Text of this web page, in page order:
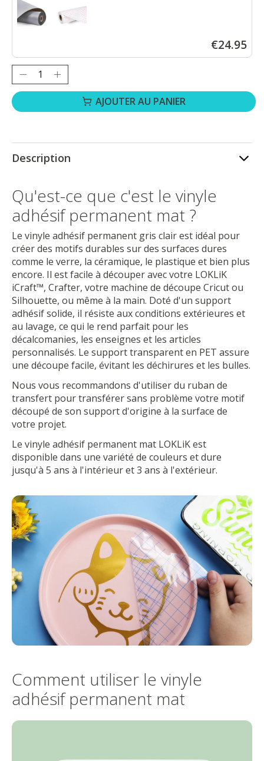
€24.95
LOKLiK Vinyle adhésif permanent mat - Gris clair - 30,5 x 180 cm
Quantité :
AJOUTER AU PANIER
Description
Qu'est-ce que c'est le vinyle
adhésif permanent mat ?
Le vinyle adhésif permanent gris clair est idéal pour
créer des motifs durables sur des surfaces dures
comme le verre, la céramique, le plastique et bien plus
encore. Il est facile à découper avec votre LOKLiK
iCraft™, Crafter, votre machine de découpe Cricut ou
Silhouette, ou même à la main. Doté d'un support
adhésif solide, il résiste aux conditions extérieures et
au lavage, ce qui le rend parfait pour les
décalcomanies, les enseignes et les articles
personnalisés. Le support transparent en PET assure
une découpe facile, évitant les déchirures et les bulles.
Nous vous recommandons d'utiliser du ruban de
transfert pour transférer sans problème votre motif
découpé de son support d'origine à la surface de
votre projet.
Le vinyle adhésif permanent mat LOKLiK est
disponible dans une variété de couleurs et dure
jusqu'à 5 ans à l'intérieur et 3 ans à l'extérieur.
Comment utiliser le vinyle
adhésif permanent mat